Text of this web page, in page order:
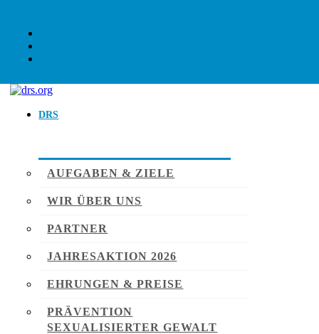
DRS
AUFGABEN & ZIELE
WIR ÜBER UNS
PARTNER
JAHRESAKTION 2026
EHRUNGEN & PREISE
PRÄVENTION
SEXUALISIERTER GEWALT